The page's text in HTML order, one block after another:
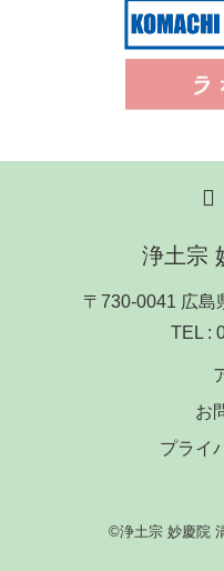
浄土宗
〒730-0041 広島
TEL :
お
プライ
©浄土宗 妙慶院